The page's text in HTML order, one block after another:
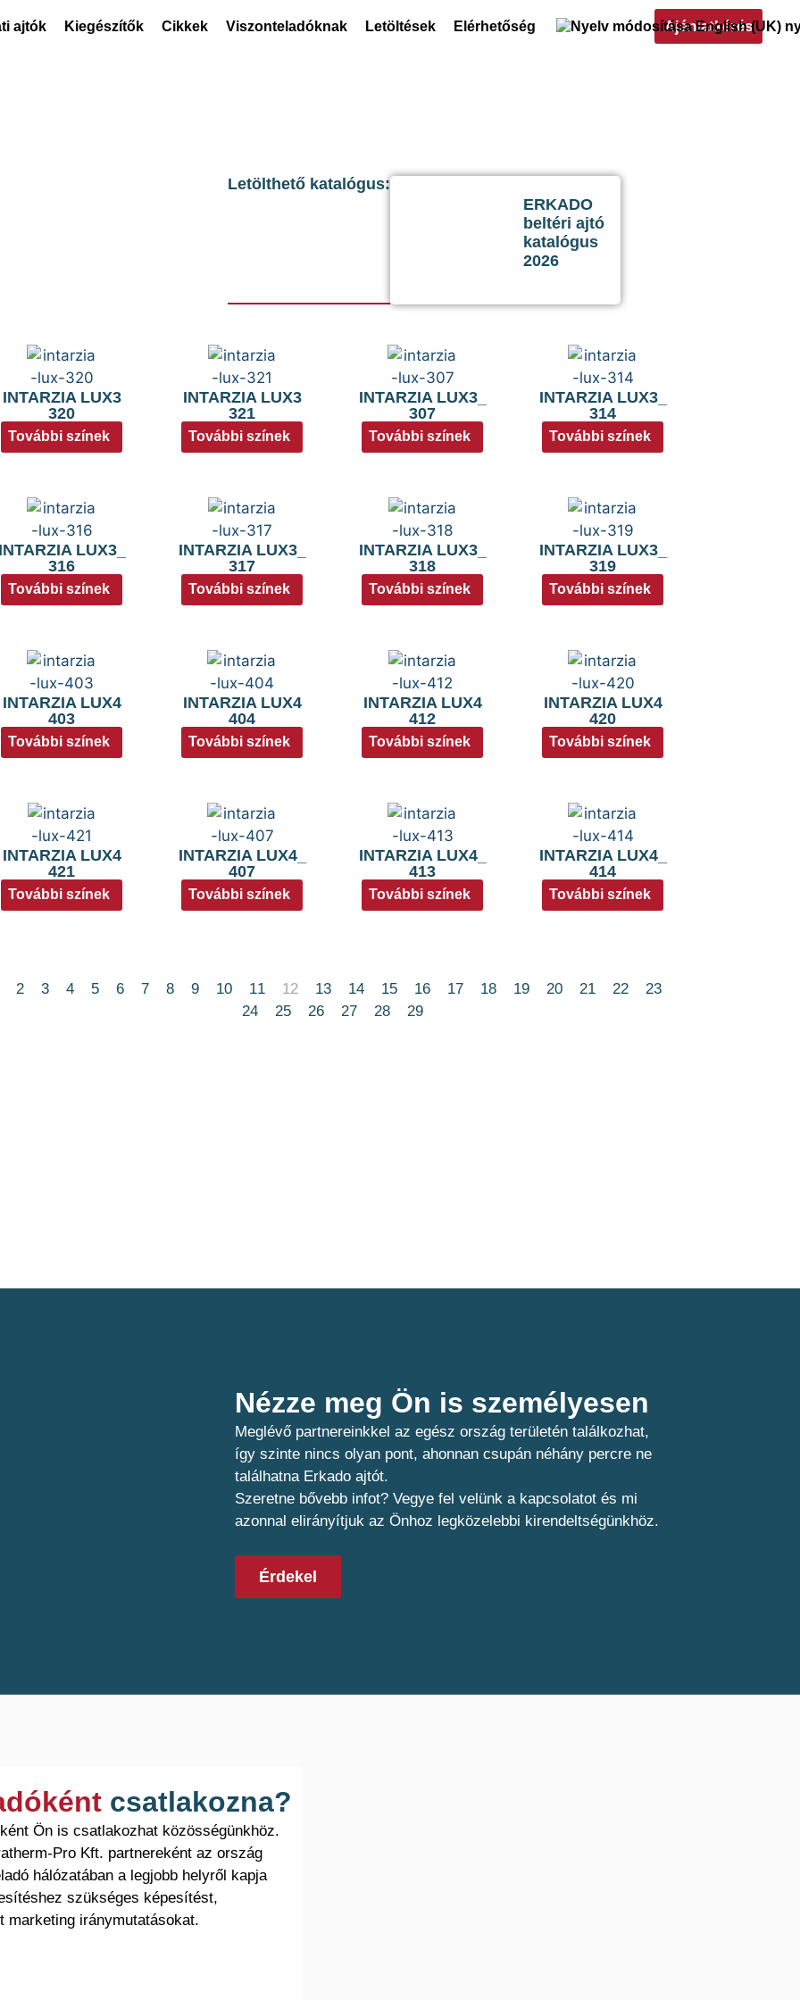
ajtók Kiegészítők Cikkek Viszonteladóknak Letöltések Elérhetőség Ajánlatkérés
Letölthető katalógus:
ERKADO
beltéri ajtó
katalógus
2026
INTARZIA LUX3
320
További színek
INTARZIA LUX3
321
További színek
INTARZIA LUX3_
307
További színek
INTARZIA LUX3_
314
További színek
INTARZIA LUX3_
316
További színek
INTARZIA LUX3_
317
További színek
INTARZIA LUX3_
318
További színek
INTARZIA LUX3_
319
További színek
INTARZIA LUX4
403
További színek
INTARZIA LUX4
404
További színek
INTARZIA LUX4
412
További színek
INTARZIA LUX4
420
További színek
INTARZIA LUX4
421
További színek
INTARZIA LUX4_
407
További színek
INTARZIA LUX4_
413
További színek
INTARZIA LUX4_
414
További színek
2 3 4 5 6 7 8 9 10 11 12 13 14 15 16 17 18 19 20 21 22
23
24
25 26 27 28 29
Nézze meg Ön is személyesen​
Meglévő partnereinkkel az egész ország területén találkozhat,
így szinte nincs olyan pont, ahonnan csupán néhány percre ne
találhatna Erkado ajtót.
Szeretne bővebb infot? Vegye fel velünk a kapcsolatot és mi
azonnal elirányítjuk az Önhoz legközelebbi kirendeltségünkhöz.
Érdekel
csatlakozna?
Ön is csatlakozhat közösségünkhöz.
Pro Kft. partnereként az ország
hálózatában a legjobb helyről kapja
szükséges képesítést,
marketing iránymutatásokat.